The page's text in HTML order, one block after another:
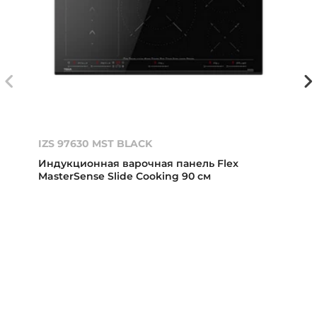
IZS 97630 MST BLACK
Индукционная варочная панель Flex
MasterSense Slide Cooking 90 см